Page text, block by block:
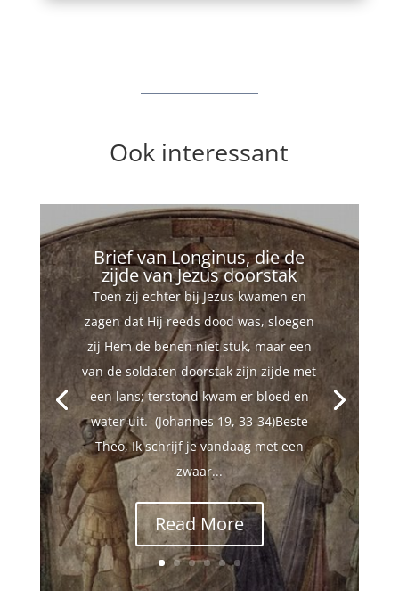
Ook interessant
Brief van Longinus, die de
zijde van Jezus doorstak
Toen zij echter bij Jezus kwamen en
zagen dat Hij reeds dood was, sloegen
zij Hem de benen niet stuk, maar een
van de soldaten doorstak zijn zijde met
een lans; terstond kwam er bloed en
water uit. (Johannes 19, 33-34)Beste
Theo, Ik schrijf je vandaag met een
zwaar...
Read More